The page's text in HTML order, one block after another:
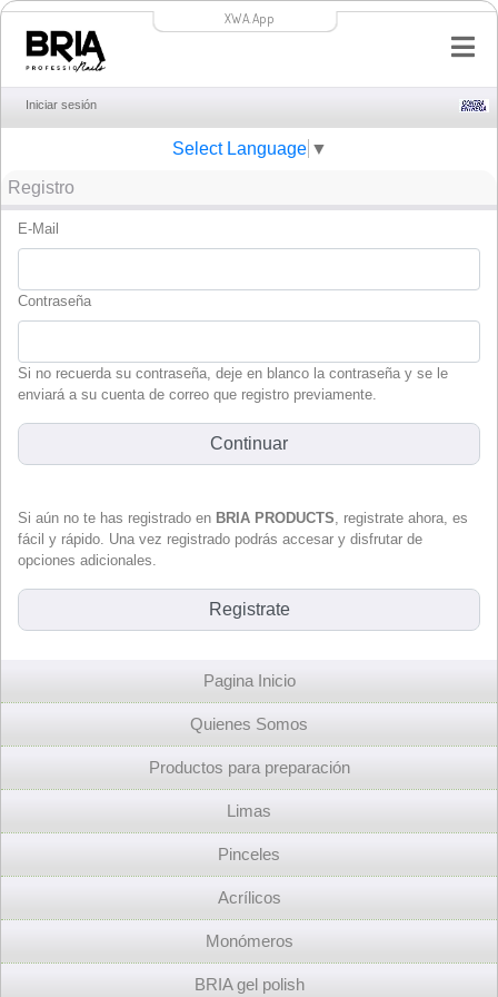
XWA.App
Iniciar sesión
Select Language ▼
Registro
E-Mail
Contraseña
Si no recuerda su contraseña, deje en blanco la contraseña y se le
enviará a su cuenta de correo que registro previamente.
Si aún no te has registrado en BRIA PRODUCTS, registrate ahora, es
fácil y rápido. Una vez registrado podrás accesar y disfrutar de
opciones adicionales.
Pagina Inicio
Quienes Somos
Productos para preparación
Limas
Pinceles
Acrílicos
Monómeros
BRIA gel polish